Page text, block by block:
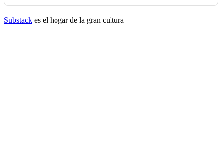
Substack es el hogar de la gran cultura